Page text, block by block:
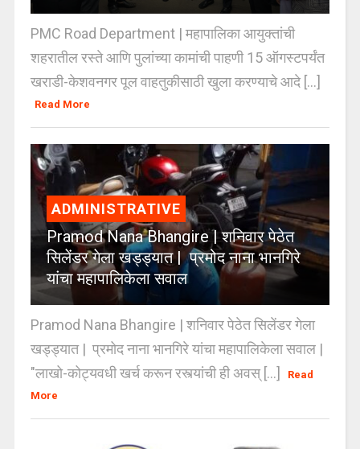
PMC Road Department | महापालिका आयुक्तांची
शहरातील रस्ते आणि पुलांच्या कामांची पाहणी 15 ऑगस्टपर्यंत
खराडी-केशवनगर पूल वाहतुकीसाठी खुला करण्याचे आदे [...]
Read More
ADMINISTRATIVE
Pramod Nana Bhangire | शनिवार पेठेत
सिलेंडर गेला खड्ड्यात | प्रमोद नाना भानगिरे
यांचा महापालिकेला सवाल
Pramod Nana Bhangire | शनिवार पेठेत सिलेंडर गेला
खड्ड्यात | प्रमोद नाना भानगिरे यांचा महापालिकेला सवाल |
"लाखो-कोट्यवधी खर्च करून रस्त्यांची ही अवस् [...]
Read
More